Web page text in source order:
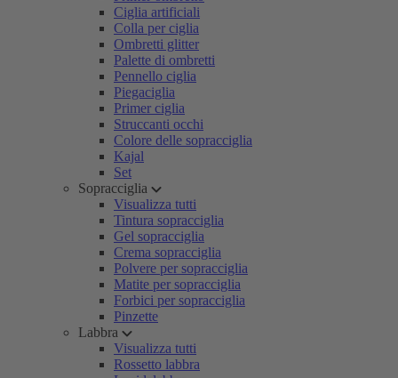
Ciglia artificiali
Colla per ciglia
Ombretti glitter
Palette di ombretti
Pennello ciglia
Piegaciglia
Primer ciglia
Struccanti occhi
Colore delle sopracciglia
Kajal
Set
Sopracciglia
Visualizza tutti
Tintura sopracciglia
Gel sopracciglia
Crema sopracciglia
Polvere per sopracciglia
Matite per sopracciglia
Forbici per sopracciglia
Pinzette
Labbra
Visualizza tutti
Rossetto labbra